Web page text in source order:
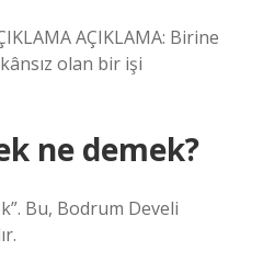
AÇIKLAMA: Birine
olan bir işi
ne demek?
Bu, Bodrum Develi